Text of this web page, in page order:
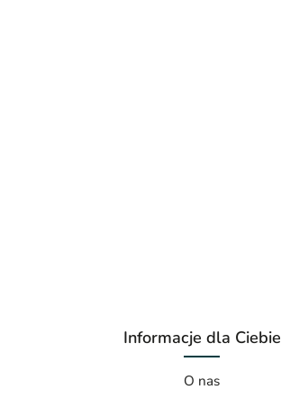
Informacje dla Ciebie
O nas